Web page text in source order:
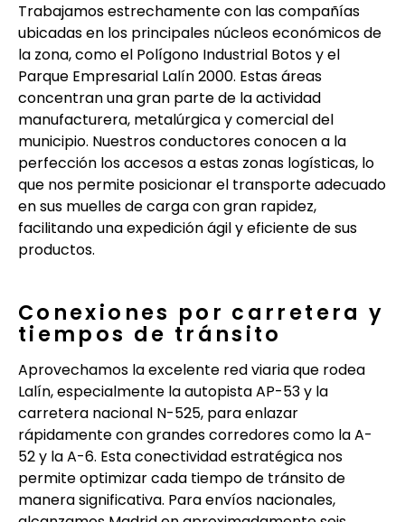
Trabajamos estrechamente con las compañías
ubicadas en los principales núcleos económicos de
la zona, como el Polígono Industrial Botos y el
Parque Empresarial Lalín 2000. Estas áreas
concentran una gran parte de la actividad
manufacturera, metalúrgica y comercial del
municipio. Nuestros conductores conocen a la
perfección los accesos a estas zonas logísticas, lo
que nos permite posicionar el transporte adecuado
en sus muelles de carga con gran rapidez,
facilitando una expedición ágil y eficiente de sus
productos.
Conexiones por carretera y
tiempos de tránsito
Aprovechamos la excelente red viaria que rodea
Lalín, especialmente la autopista AP-53 y la
carretera nacional N-525, para enlazar
rápidamente con grandes corredores como la A-
52 y la A-6. Esta conectividad estratégica nos
permite optimizar cada tiempo de tránsito de
manera significativa. Para envíos nacionales,